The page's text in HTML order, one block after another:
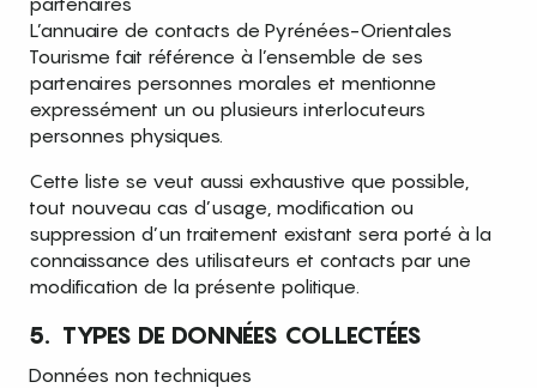
L’annuaire de contacts de Pyrénées-Orientales
Tourisme fait référence à l’ensemble de ses
partenaires personnes morales et mentionne
expressément un ou plusieurs interlocuteurs
personnes physiques.
Cette liste se veut aussi exhaustive que possible,
tout nouveau cas d’usage, modification ou
suppression d’un traitement existant sera porté à la
connaissance des utilisateurs et contacts par une
modification de la présente politique.
5. TYPES DE DONNÉES COLLECTÉES
Données non techniques